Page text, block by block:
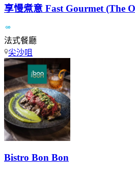
享慢煮意 Fast Gourmet (The
法式餐廳
尖沙咀
Bistro Bon Bon